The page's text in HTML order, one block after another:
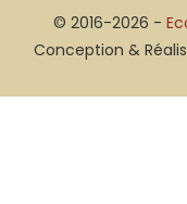
© 2016-2026 -
Conception &